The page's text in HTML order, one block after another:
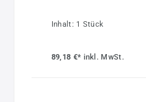
Inhalt: 1 Stück
89,18 €* inkl. MwSt.